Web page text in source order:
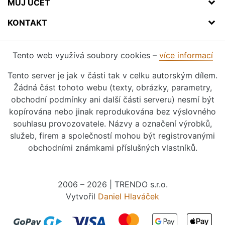
MŮJ ÚČET
KONTAKT
Tento web využívá soubory cookies – více informací
Tento server je jak v části tak v celku autorským dílem.
Žádná část tohoto webu (texty, obrázky, parametry,
obchodní podmínky ani další části serveru) nesmí být
kopírována nebo jinak reprodukována bez výslovného
souhlasu provozovatele. Názvy a označení výrobků,
služeb, firem a společností mohou být registrovanými
obchodními známkami příslušných vlastníků.
2006 – 2026 | TRENDO s.r.o.
Vytvořil Daniel Hlaváček